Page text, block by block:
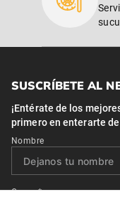
SUSCRÍBETE AL
¡Entérate de los
primero en enterarte
Nombre
Correo*